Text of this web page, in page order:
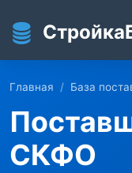
Главная База
СКФО